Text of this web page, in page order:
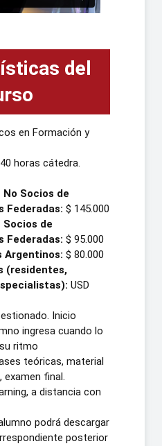
del
en Formación y
40 horas cátedra.
Socios de
Federadas: $ 145.000
de
Federadas: $ 95.000
Argentinos: $ 80.000
(residentes,
USD
Inicio
ingresa cuando lo
ritmo
teóricas, material
final.
a distancia con
podrá descargar
posterior